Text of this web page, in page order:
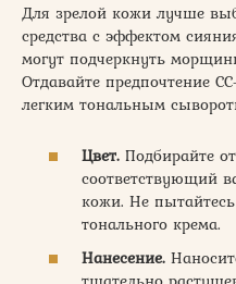
Для зрелой кожи лучше
средства с эффектом
могут подчеркнуть
Отдавайте предпочтение
легким тональным
Цвет. Подбирайте
соответствующий
кожи. Не
тонального крема.
Нанесение.